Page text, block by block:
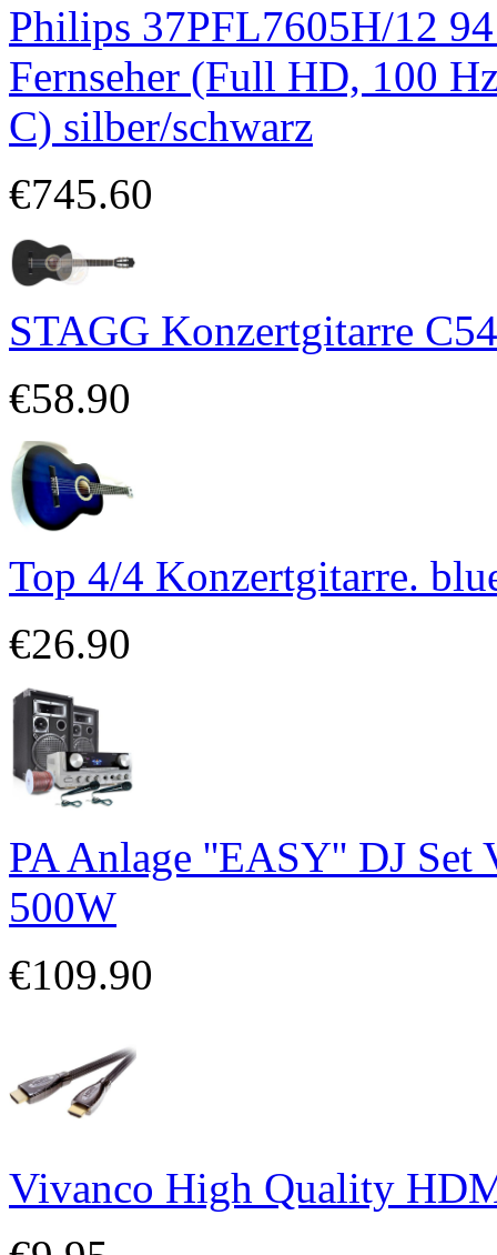
Philips 37PFL7605H/12
Fernseher (Full HD, 100
C) silber/schwarz
€745.60
STAGG Konzertgitarre
€58.90
Top 4/4 Konzertgitarre.
€26.90
PA Anlage ''EASY'' DJ
500W
€109.90
Vivanco High Quality